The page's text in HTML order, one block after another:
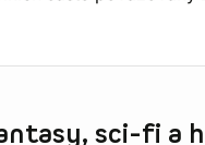
sci-fi a